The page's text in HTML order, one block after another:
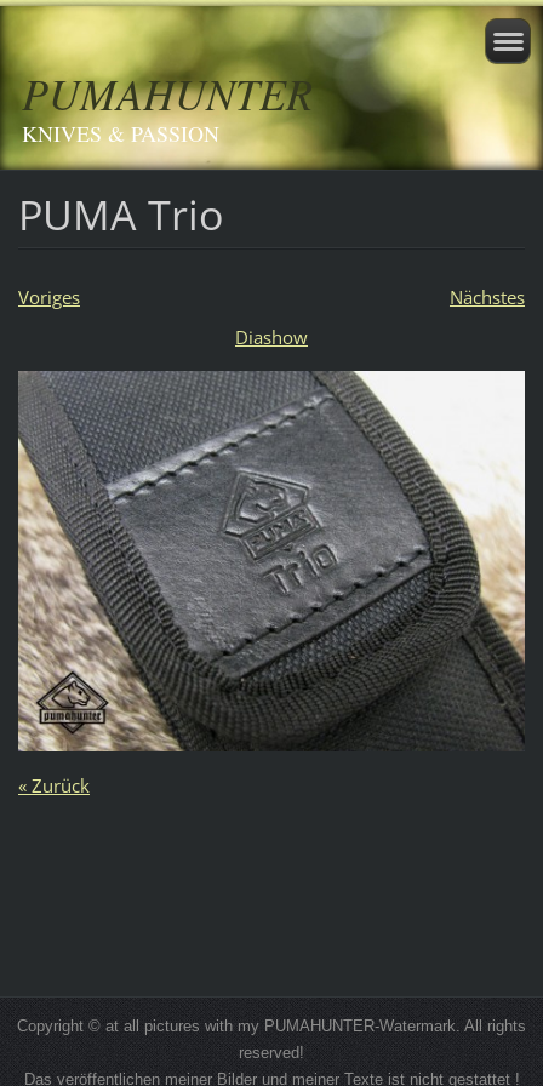
PUMAHUNTER
KNIVES & PASSION
PUMA Trio
Voriges
Nächstes
Diashow
« Zurück
Copyright © at all pictures with my PUMAHUNTER-Watermark. All rights
reserved!
Das veröffentlichen meiner Bilder und meiner Texte ist nicht gestattet !